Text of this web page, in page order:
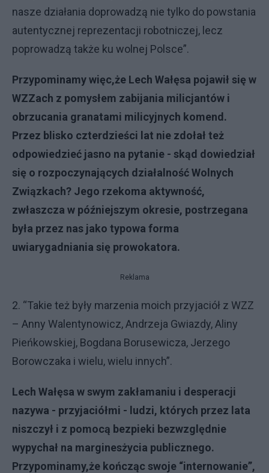
nasze działania doprowadzą nie tylko do powstania
autentycznej reprezentacji robotniczej, lecz
poprowadzą także ku wolnej Polsce”.
Przypominamy więc,że Lech Wałęsa pojawił się w
WZZach z pomysłem zabijania milicjantów i
obrzucania granatami milicyjnych komend.
Przez blisko czterdzieści lat nie zdołał też
odpowiedzieć jasno na pytanie - skąd dowiedział
się o rozpoczynających działalnośćWolnych
Związkach? Jego rzekoma aktywność,
zwłaszcza w późniejszym okresie, postrzegana
była przez nas jako typowa forma
uwiarygadniania się prowokatora.
Reklama
2. “Takie też były marzenia moich przyjaciół z WZZ
– Anny Walentynowicz, Andrzeja Gwiazdy, Aliny
Pieńkowskiej, Bogdana Borusewicza, Jerzego
Borowczaka i wielu, wielu innych”.
Lech Wałęsa w swym zakłamaniu i desperacji
nazywa - przyjaciółmi - ludzi, których przez lata
niszczył i z pomocą bezpieki bezwzgl ędnie
wypychał na marginesżycia publicznego.
Przypominamy,że kończąc swoje “internowanie”,